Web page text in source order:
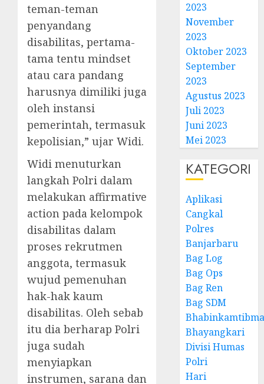
teman-teman
penyandang
disabilitas, pertama-
tama tentu mindset
atau cara pandang
harusnya dimiliki juga
oleh instansi
pemerintah, termasuk
kepolisian,” ujar Widi.
Widi menuturkan
langkah Polri dalam
melakukan affirmative
action pada kelompok
disabilitas dalam
proses rekrutmen
anggota, termasuk
wujud pemenuhan
hak-hak kaum
disabilitas. Oleh sebab
itu dia berharap Polri
juga sudah
menyiapkan
instrumen, sarana dan
2023
November
2023
Oktober 2023
September
2023
Agustus 2023
Juli 2023
Juni 2023
Mei 2023
KATEGORI
Aplikasi
Cangkal
Polres
Banjarbaru
Bag Log
Bag Ops
Bag Ren
Bag SDM
Bhayangkari
Divisi Humas
Polri
Hari